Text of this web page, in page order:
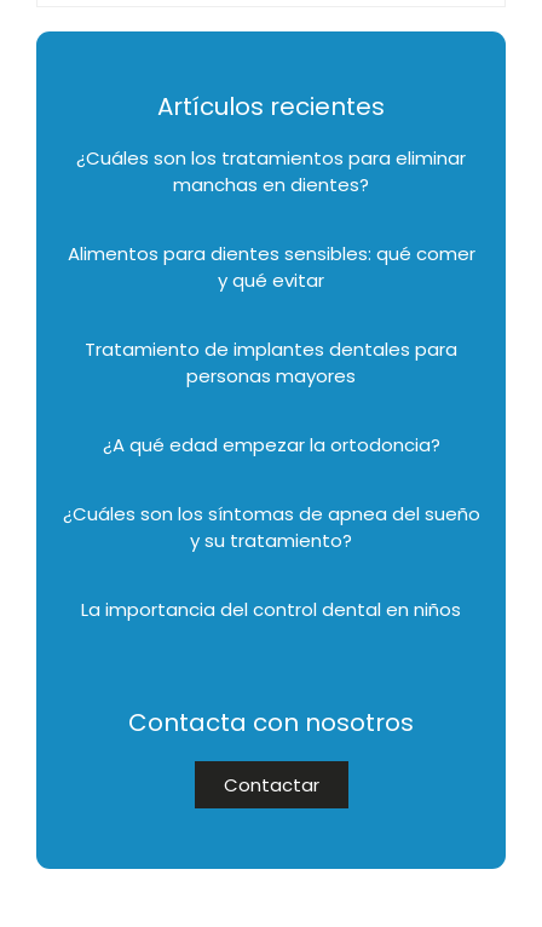
Artículos recientes
¿Cuáles son los tratamientos para eliminar
manchas en dientes?
Alimentos para dientes sensibles: qué comer
y qué evitar
Tratamiento de implantes dentales para
personas mayores
¿A qué edad empezar la ortodoncia?
¿Cuáles son los síntomas de apnea del sueño
y su tratamiento?
La importancia del control dental en niños
Contacta con nosotros
Contactar